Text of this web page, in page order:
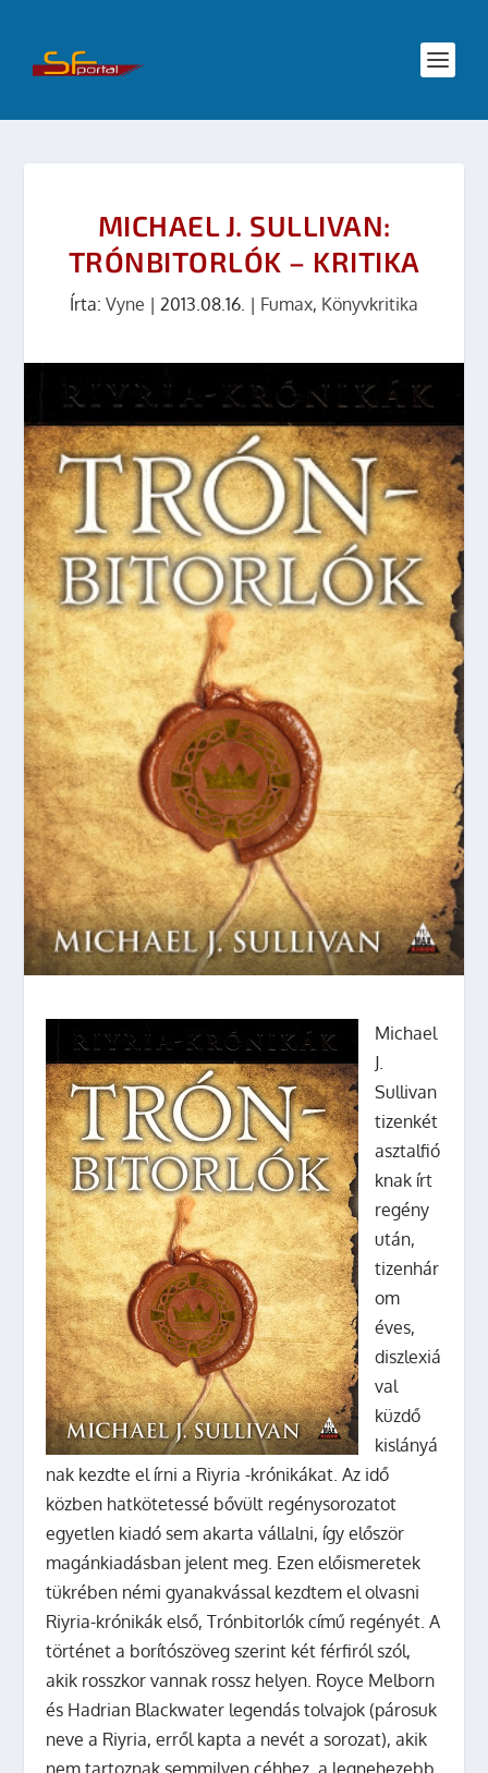
MICHAEL J. SULLIVAN:
TRÓNBITORLÓK – KRITIKA
Írta: Vyne | 2013.08.16. | Fumax, Könyvkritika
Michael
J.
Sullivan
tizenkét
asztalfió
knak írt
regény
után,
tizenhár
om
éves,
diszlexiá
val
küzdő
kislányá
nak kezdte el írni a Riyria -krónikákat . Az idő
közben hatkötetessé bővült regénysorozatot
egyetlen kiadó sem akarta vállalni, így először
magánkiadásban jelent meg. Ezen előismeretek
tükrében némi gyanakvással kezdtem el olvasni
Riyria-krónikák első,Trónbitorlók című regényét. A
történet a borítószöveg szerint két férfiról szól,
akik rosszkor vannak rossz helyen. Royce Melborn
és Hadrian Blackwater legendás tolvajok (párosuk
neve a Riyria, erről kapta a nevét a sorozat), akik
nem tartoznak semmilyen céhhez, a legnehezebb,